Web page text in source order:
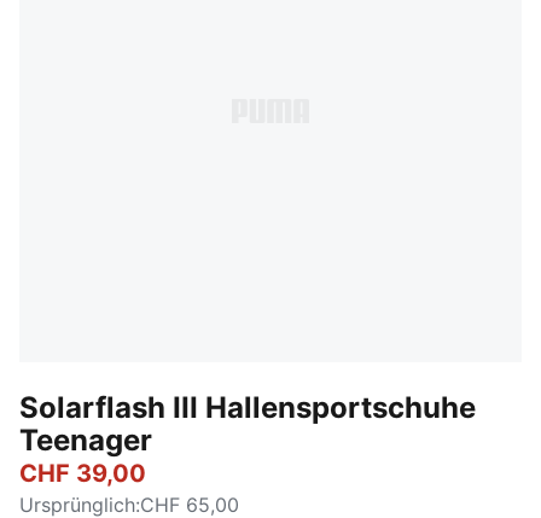
Solarflash III Hallensportschuhe
Teenager
CHF 39,00
Ursprünglich:CHF 65,00